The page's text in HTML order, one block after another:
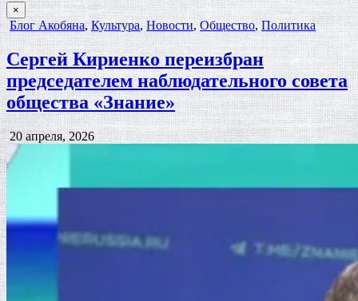
×
Опубликовано
в
Блог Акобяна,Культура,Новости,Общество,Политика
Сергей Кириенко переизбран
председателем наблюдательного совета
общества «Знание»
Дата
публикации:
20 апреля, 2026